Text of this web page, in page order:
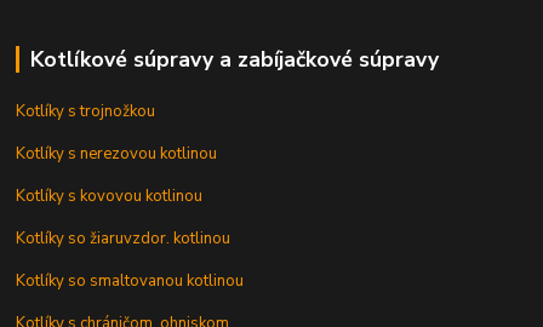
Kotlíkové súpravy a zabíjačkové súpravy
Kotlíky s trojnožkou
Kotlíky s nerezovou kotlinou
Kotlíky s kovovou kotlinou
Kotlíky so žiaruvzdor. kotlinou
Kotlíky so smaltovanou kotlinou